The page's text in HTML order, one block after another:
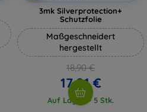
3mk Silverprotection+
Schutzfolie
Maßgeschneidert
hergestellt
18,90 €
17,01 €
Auf Lager > 5 Stk.